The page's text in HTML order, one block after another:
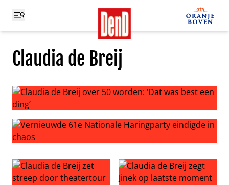
Claudia de Breij
Claudia de Breij over 50 worden: ‘Dat was best een ding’